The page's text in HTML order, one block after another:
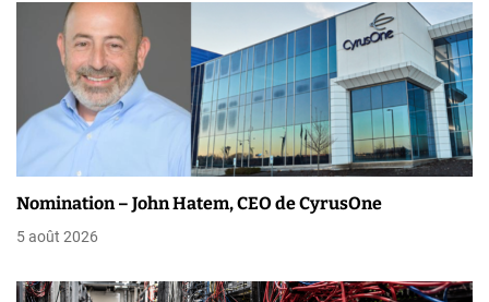
n
d
e
Nomination – John Hatem, CEO de CyrusOne
5 août 2026